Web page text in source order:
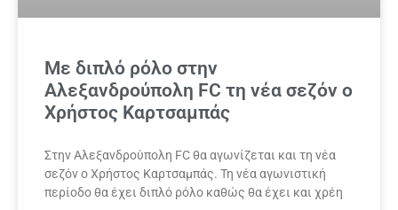
Με διπλό ρόλο στην
Αλεξανδρούπολη FC τη νέα σεζόν ο
Χρήστος Καρτσαμπάς
Στην Αλεξανδρούπολη FC θα αγωνίζεται και τη νέα
σεζόν ο Χρήστος Καρτσαμπάς. Τη νέα αγωνιστική
περίοδο θα έχει διπλό ρόλο καθώς θα έχει και χρέη